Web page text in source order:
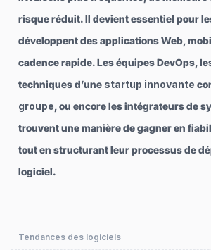
risque réduit. Il devient essentiel pour
développent des applications Web,
cadence rapide. Les équipes DevOps,
techniques d’une startup innovante
groupe, ou encore les intégrateurs de
trouvent une manière de gagner en
tout en structurant leur processus de
logiciel.
Tendances des logiciels